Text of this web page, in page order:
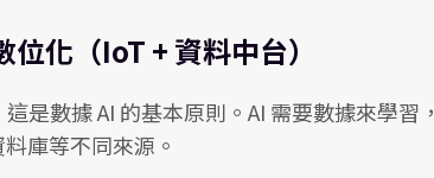
化（IoT + 資料中台）
是數據 AI 的基本原則。AI 需要數據來學
庫等不同來源。